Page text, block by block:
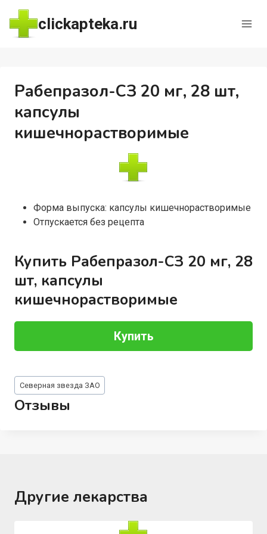
Перейти
содержимому
clickapteka.ru
Рабепразол-СЗ 20 мг, 28 шт,
капсулы
кишечнорастворимые
Форма выпуска: капсулы кишечнорастворимые
Отпускается без рецепта
Купить Рабепразол-СЗ 20 мг, 28
шт, капсулы
кишечнорастворимые
Купить
Метки
записи:
Северная звезда ЗАО
Отзывы
Другие лекарства